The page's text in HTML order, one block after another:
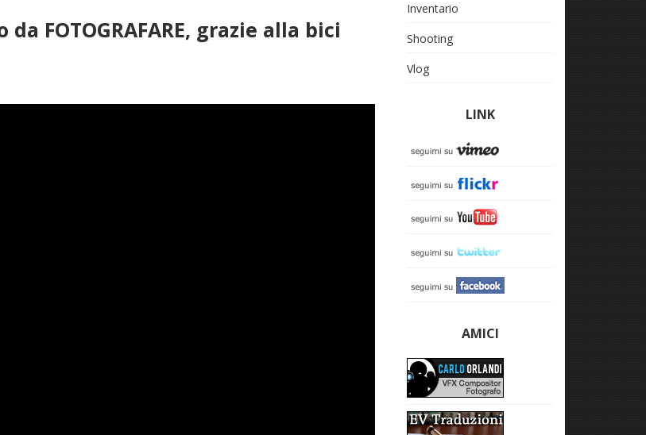
FOTOGRAFARE, grazie alla bici
Inventario
Shooting
Vlog
LINK
AMICI